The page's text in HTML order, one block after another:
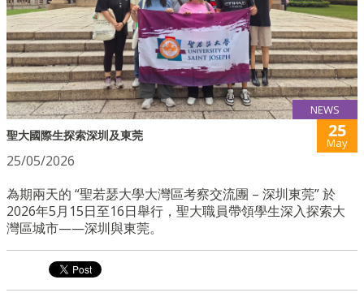
NEWS
聖大國際生探索深圳及東莞 25
May
25/05/2026
為期兩天的 “聖若瑟大學大灣區考察交流團 – 深圳東莞” 於
2026年5月15日至16日舉行，聖大職員帶領學生深入探索大
灣區城市——深圳與東莞。